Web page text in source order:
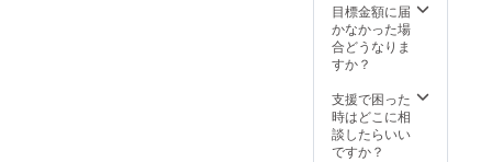
目標金額に届
かなかった場
合どうなりま
すか？
支援で困った
時はどこに相
談したらいい
ですか？